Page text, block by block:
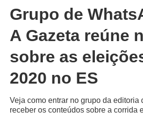
Grupo de
A Gazeta reúne
sobre as
2020 no ES
Veja como entrar no grupo da editoria
receber os conteúdos sobre a corrida